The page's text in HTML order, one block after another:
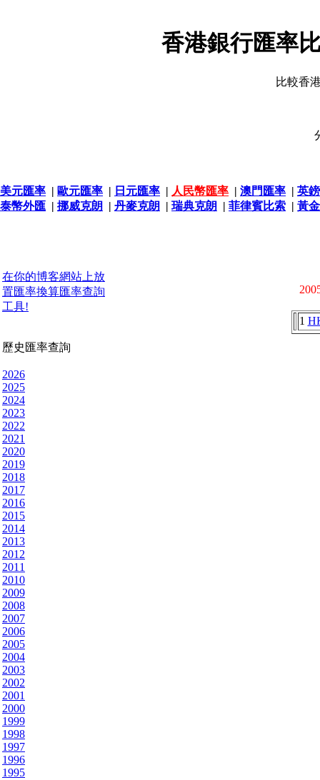
香港銀行匯率
比較香
美元匯率 | 歐元匯率 | 日元匯率 | 人民幣匯率 | 澳門匯率 | 英
泰幣外匯 | 挪威克朗 | 丹麥克朗 | 瑞典克朗 | 菲律賓比索 | 黃
在你的博客網站上放
置匯率換算匯率查詢
工具!
歷史匯率查詢
2026
2025
2024
2023
2022
2021
2020
2019
2018
2017
2016
2015
2014
2013
2012
2011
2010
2009
2008
2007
2006
2005
2004
2003
2002
2001
2000
1999
1998
1997
1996
1995
1